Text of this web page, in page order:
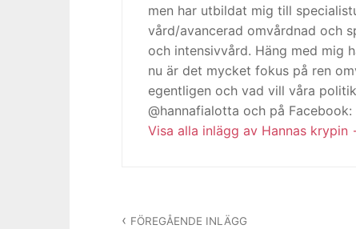
men har utbildat mig till
vård/avancerad omvårdnad och
och intensivvård. Häng med mig
nu är det mycket fokus på ren
egentligen och vad vill våra
@hannafialotta och på Facebook:
Visa alla inlägg av Hannas krypin
FÖREGÅENDE INLÄGG